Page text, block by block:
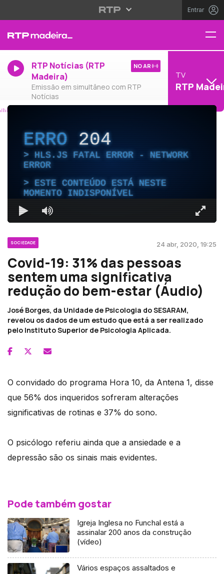
Entrar
RTP Notícias (RTP
Madeira)
Emissão em simultâneo com RTP
Notícias
NO AR
TV
RTP
ERRO204
HLS.JS FATAL ERROR - NETWORK
ERROR
ESTE CONTEÚDO ESTÁ NESTE
MOMENTO INDISPONÍVEL
SOCIEDADE 24 abr, 2020, 19:25
Covid-19: 31% das pessoas
sentem uma significativa
redução do bem-estar (Áudio)
José Borges, da Unidade de Psicologia do SESARAM,
revelou os dados de um estudo que está a ser realizado
pelo Instituto Superior de Psicologia Aplicada.
O convidado do programa Hora 10, da Antena 1, disse
que 56% dos inqueridos sofreram alterações
significativas de rotinas e 37% do sono.
O psicólogo referiu ainda que a ansiedade e a
depressão são os sinais mais evidentes.
Pode também gostar
Igreja Inglesa no Funchal está a
assinalar 200 anos da construção
(vídeo)
Vários espaços assaltados e